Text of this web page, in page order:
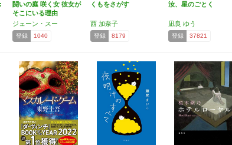
闘いの庭 咲く女 彼女が
そこにいる理由
ジェーン・スー
登録 1040
くもをさがす
西 加奈子
登録 8179
汝、星のごとく
凪良 ゆう
登録 37821